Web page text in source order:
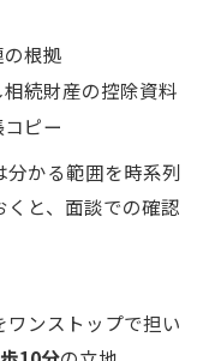
根拠
続財産の控除資料
ピー
かる範囲を時系列
と、面談での確認
ンストップで担い